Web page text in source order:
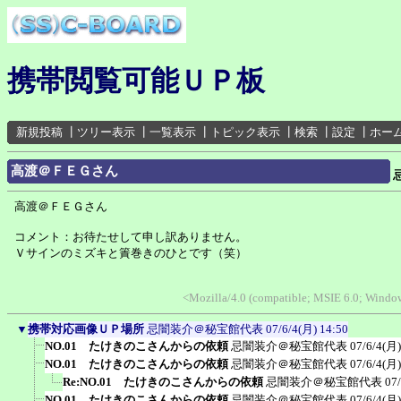
携帯閲覧可能ＵＰ板
新規投稿 ツリー表示 一覧表示 トピック表示 検索 設定 ホー
高渡＠ＦＥＧさん
高渡＠ＦＥＧさん
コメント：お待たせして申し訳ありません。
Ｖサインのミズキと簀巻きのひとです（笑）
<Mozilla/4.0 (compatible; MSIE 6.0;
▼ 携帯対応画像ＵＰ場所 忌闇装介＠秘宝館代表 07/6/4(月) 14:50
NO.01 たけきのこさんからの依頼 忌闇装介＠秘宝館代表 07/6/4(月
NO.01 たけきのこさんからの依頼 忌闇装介＠秘宝館代表 07/6/4(月
Re:NO.01 たけきのこさんからの依頼 忌闇装介＠秘宝館代表